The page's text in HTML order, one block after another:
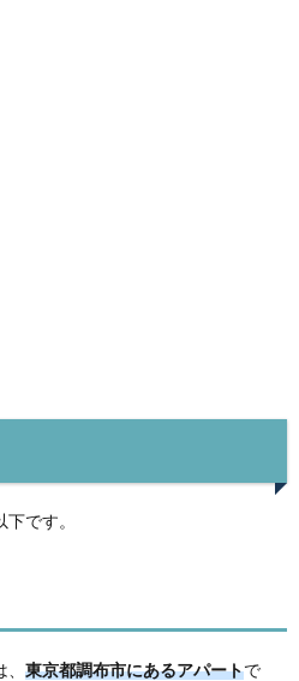
です。
東京都調布市にあるアパートで